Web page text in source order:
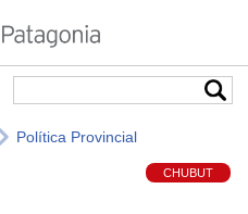
Política Provincial
CHUBUT